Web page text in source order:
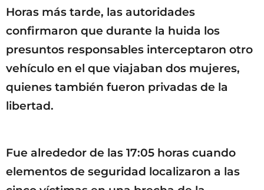
Horas más tarde, las autoridades
confirmaron que durante la huida los
presuntos responsables interceptaron otro
vehículo en el que viajaban dos mujeres,
quienes también fueron privadas de la
libertad.
Fue alrededor de las 17:05 horas cuando
elementos de seguridad localizaron a las